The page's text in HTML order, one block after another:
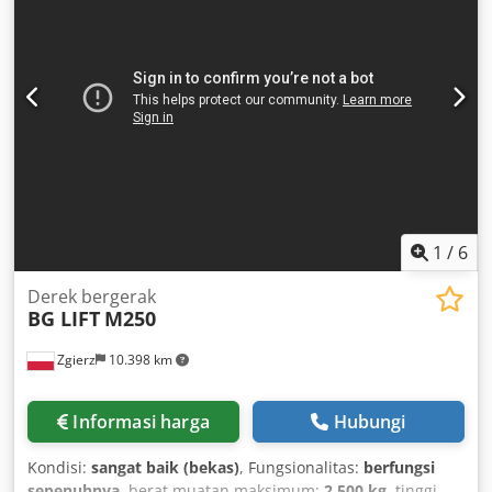
parkir, pendingin udara, pengaturan jendela elektrik
1 / 6
Zgierz 10.398 km
Derek bergerak
BG LIFT M250
Informasi harga Hubungi
Kondisi: sangat baik (bekas), Fungsionalitas: berfungsi